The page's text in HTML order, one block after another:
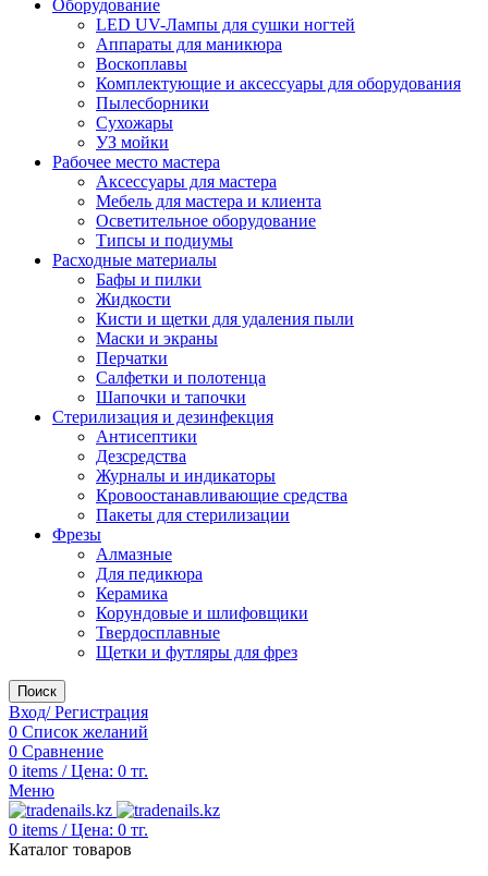
Оборудование
LED UV-Лампы для сушки ногтей
Аппараты для маникюра
Воскоплавы
Комплектующие и аксессуары для оборудования
Пылесборники
Сухожары
УЗ мойки
Рабочее место мастера
Аксессуары для мастера
Мебель для мастера и клиента
Осветительное оборудование
Типсы и подиумы
Расходные материалы
Бафы и пилки
Жидкости
Кисти и щетки для удаления пыли
Маски и экраны
Перчатки
Салфетки и полотенца
Шапочки и тапочки
Стерилизация и дезинфекция
Антисептики
Дезсредства
Журналы и индикаторы
Кровоостанавливающие средства
Пакеты для стерилизации
Фрезы
Алмазные
Для педикюра
Керамика
Корундовые и шлифовщики
Твердосплавные
Щетки и футляры для фрез
Поиск
Вход/ Регистрация
0 Список желаний
0 Сравнение
0 items / Цена: 0 тг.
Меню
0 items / Цена: 0 тг.
Каталог товаров